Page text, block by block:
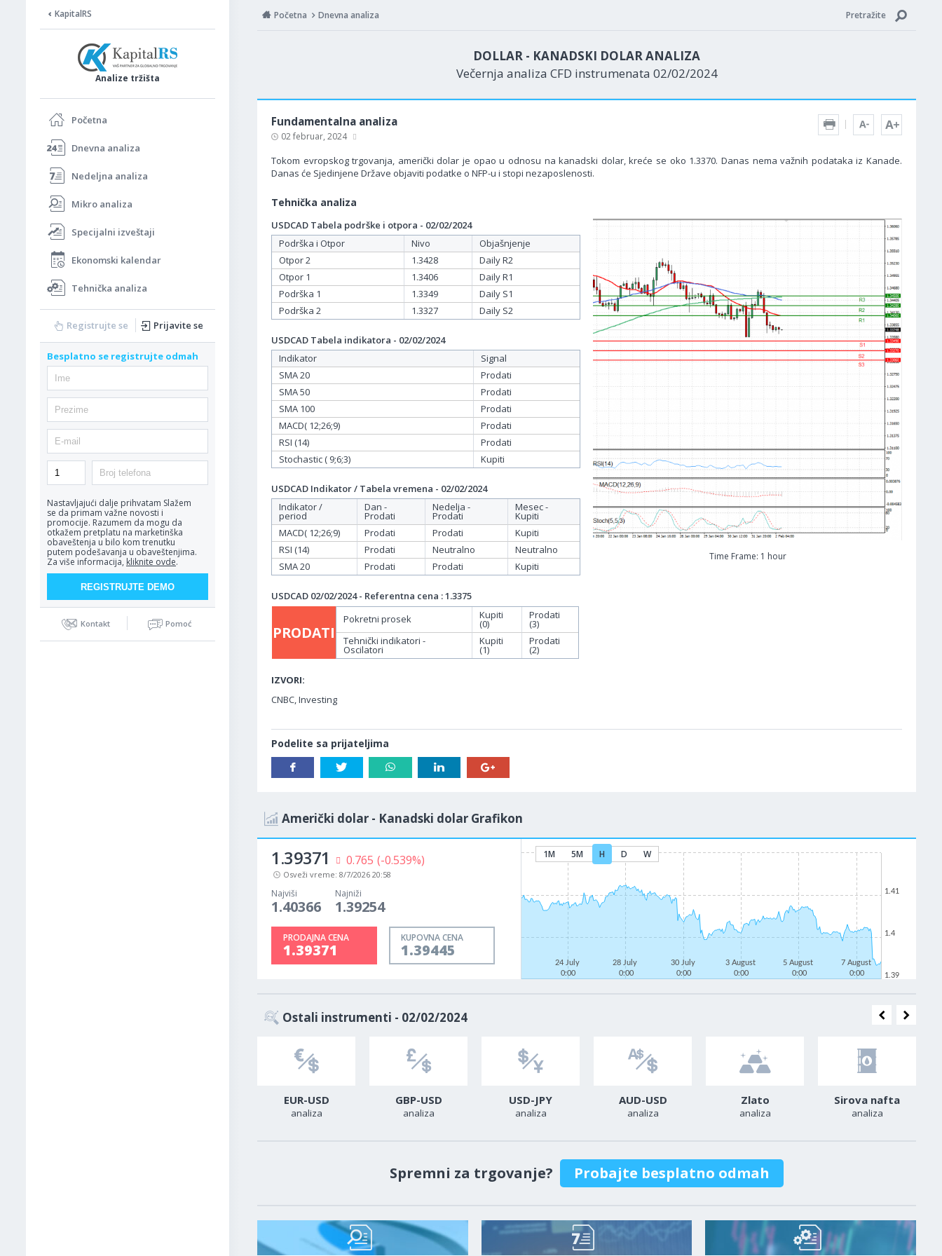
KapitalRS
Analize tržišta
Početna
Dnevna analiza
Nedeljna analiza
Mikro analiza
Specijalni izveštaji
Ekonomski kalendar
Tehnička analiza
Registrujte se Prijavite se
Besplatno se registrujte odmah
Nastavljajući dalje prihvatam Slažem
se da primam važne novosti i
promocije. Razumem da mogu da
otkažem pretplatu na marketinška
obaveštenja u bilo kom trenutku
putem podešavanja u obaveštenjima.
Za više informacija, kliknite ovde.
Kontakt Pomoć
Početna Dnevna analiza Pretražite
DOLLAR - KANADSKI DOLAR ANALIZA
Večernja analiza CFD instrumenata 02/02/2024
Fundamentalna analiza
02 februar, 2024
Tokom evropskog trgovanja, američki dolar je opao u odnosu na kanadski dolar, kreće se oko 1.3370. Danas nema važnih podataka iz Kanade.
Danas će Sjedinjene Države objaviti podatke o NFP-u i stopi nezaposlenosti.
Tehnička analiza
Time Frame: 1 hour
USDCAD Tabela podrške i otpora - 02/02/2024
Podrška i Otpor
Nivo
Objašnjenje
Otpor 2
1.3428
Daily R2
Otpor 1
1.3406
Daily R1
Podrška 1
1.3349
Daily S1
Podrška 2
1.3327 Daily S2
USDCAD Tabela indikatora - 02/02/2024
Indikator
Signal
SMA 20
Prodati
SMA 50
Prodati
SMA 100
Prodati
MACD( 12;26;9)
Prodati
RSI (14)
Prodati
Stochastic ( 9;6;3)
Kupiti
USDCAD Indikator / Tabela vremena - 02/02/2024
Indikator /
period
Dan -
Prodati
Nedelja -
Prodati
Mesec -
Kupiti
MACD( 12;26;9)
Prodati Prodati
Kupiti
RSI (14)
Prodati Neutralno
Neutralno
SMA 20
Prodati Prodati Kupiti
USDCAD 02/02/2024 - Referentna cena : 1.3375
PRODATI
Pokretni prosek Kupiti
(0)
Prodati
(3)
Tehnički indikatori -
Oscilatori
Kupiti
(1)
Prodati
(2)
IZVORI:
CNBC, Investing
Podelite sa prijateljima
Američki dolar - Kanadski dolar Grafikon
1.39371 0.765 (-0.539%)
Osveži vreme: 8/7/2026 20:58
Najviši
1.40366
Najniži
1.39254
PRODAJNA CENA
1.39371
KUPOVNA CENA
1.39445
1M 5M H D W
24 July
0:00
28 July
0:00
30 July
0:00
3 August
0:00
5 August
0:00
7 August
0:00
1.39
1.4
1.41
Ostali instrumenti - 02/02/2024
EUR-USD
analiza
GBP-USD
analiza
USD-JPY
analiza
AUD-USD
analiza
Zlato
analiza
Sirova nafta
analiza
Spremni za trgovanje? Probajte besplatno odmah